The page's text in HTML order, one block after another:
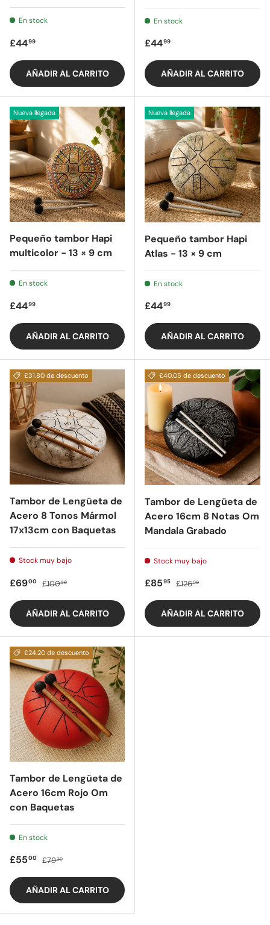
En stock
Precio regular
£4499
AÑADIR AL CARRITO
En stock
Precio regular
£4499
AÑADIR AL CARRITO
Nueva llegada
Pequeño tambor Hapi
multicolor - 13 × 9 cm
En stock
Precio regular
£4499
AÑADIR AL CARRITO
Nueva llegada
Pequeño tambor Hapi
Atlas - 13 × 9 cm
En stock
Precio regular
£4499
AÑADIR AL CARRITO
£31.80 de descuento
Tambor de Lengüeta de
Acero 8 Tonos Mármol
17x13cm con Baquetas
Stock muy bajo
Precio de oferta
£6900 Precio regular
£10080
AÑADIR AL CARRITO
£40.05 de descuento
Tambor de Lengüeta de
Acero 16cm 8 Notas Om
Mandala Grabado
Stock muy bajo
Precio de oferta
£8595 Precio regular
£12600
AÑADIR AL CARRITO
£24.20 de descuento
Tambor de Lengüeta de
Acero 16cm Rojo Om
con Baquetas
En stock
Precio de oferta
£5500 Precio regular
£7920
AÑADIR AL CARRITO